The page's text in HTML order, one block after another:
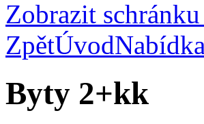
Zobrazit schránku
ZpětÚvod
Byty 2+kk